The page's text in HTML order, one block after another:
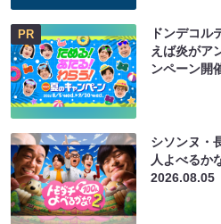
PR
ドンデコル
えば炎がア
ンペーン開
シソンヌ・
人よべるか
2026.08.05